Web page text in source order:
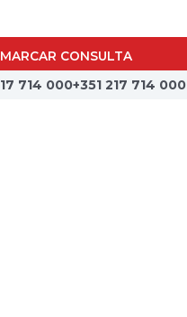
MARCAR CONSULTA
+351 217 714 000